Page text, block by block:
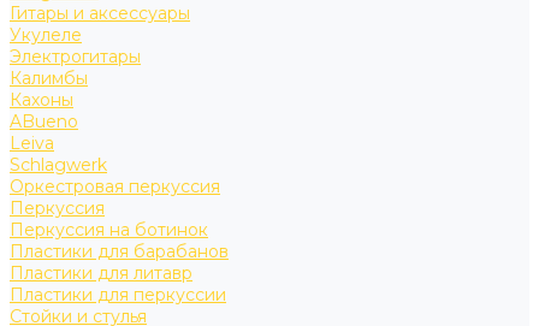
Гитары и аксессуары
Укулеле
Электрогитары
Калимбы
Кахоны
ABueno
Leiva
Schlagwerk
Оркестровая перкуссия
Перкуссия
Перкуссия на ботинок
Пластики для барабанов
Пластики для литавр
Пластики для перкуссии
Стойки и стулья